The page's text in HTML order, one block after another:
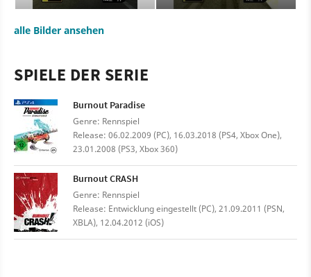
alle Bilder ansehen
SPIELE DER SERIE
Burnout Paradise
Genre: Rennspiel
Release: 06.02.2009 (PC), 16.03.2018 (PS4, Xbox One),
23.01.2008 (PS3, Xbox 360)
Burnout CRASH
Genre: Rennspiel
Release: Entwicklung eingestellt (PC), 21.09.2011 (PSN,
XBLA), 12.04.2012 (iOS)